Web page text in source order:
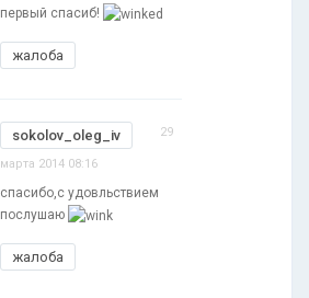
первый спасиб!
жалоба
sokolov_oleg_iv 29
марта 2014 08:16
спасибо,с удовльствием
послушаю
жалоба